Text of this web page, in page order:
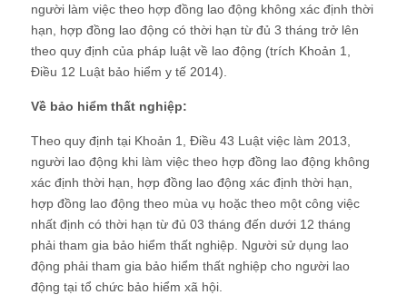
người làm việc theo hợp đồng lao động không xác định thời
hạn, hợp đồng lao động có thời hạn từ đủ 3 tháng trở lên
theo quy định của pháp luật về lao động (trích Khoản 1,
Điều 12 Luật bảo hiểm y tế 2014).
Về bảo hiểm thất nghiệp:
Theo quy định tại Khoản 1, Điều 43 Luật việc làm 2013,
người lao động khi làm việc theo hợp đồng lao động không
xác định thời hạn, hợp đồng lao động xác định thời hạn,
hợp đồng lao động theo mùa vụ hoặc theo một công việc
nhất định có thời hạn từ đủ 03 tháng đến dưới 12 tháng
phải tham gia bảo hiểm thất nghiệp. Người sử dụng lao
động phải tham gia bảo hiểm thất nghiệp cho người lao
động tại tổ chức bảo hiểm xã hội.